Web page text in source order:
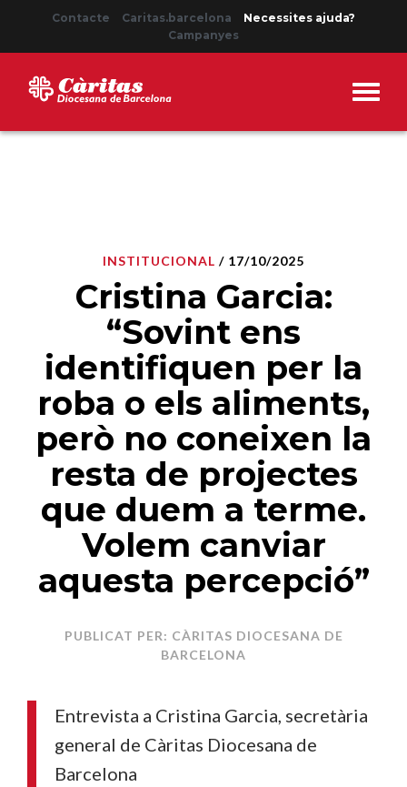
Contacte Caritas.barcelona
Necessites ajuda?
Campanyes
INSTITUCIONAL / 17/10/2025
Cristina Garcia:
“Sovint ens
identifiquen per la
roba o els aliments,
però no coneixen la
resta de projectes
que duem a terme.
Volem canviar
aquesta percepció”
PUBLICAT PER: CÀRITAS DIOCESANA DE
BARCELONA
Entrevista a Cristina Garcia, secretària
general de Càritas Diocesana de
Barcelona